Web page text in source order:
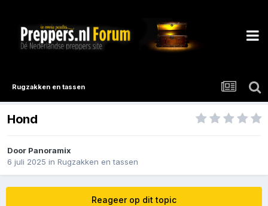
Rugzakken en tassen
Hond
Door Panoramix
6 juli 2025 in Rugzakken en tassen
Reageer op dit topic